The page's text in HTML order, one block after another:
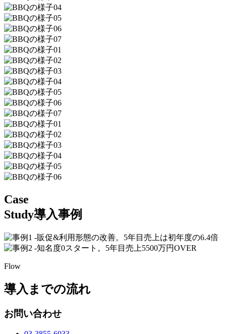
Case
Study導入事例
Flow
導入までの流れ
お問い合わせ